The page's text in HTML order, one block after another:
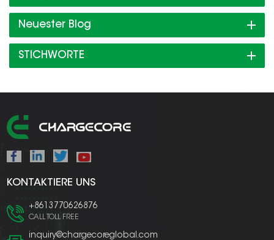
Neuester Blog
STICHWORTE
KONTAKTIERE UNS
+8613770626876
CALL TOLL FREE
inquiry@chargecoreglobal.com